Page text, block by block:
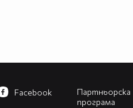
Партньорска
програма
Facebook